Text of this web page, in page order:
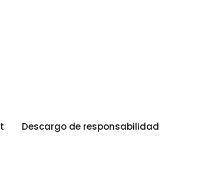
Descargo de responsabilidad